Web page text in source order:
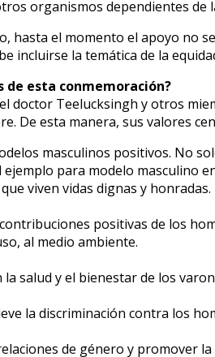
organismos dependientes de
hasta el momento el apoyo no
incluirse la temática de la
de esta conmemoración?
doctor Teelucksingh y otros
De esta manera, sus valores
masculinos positivos. No
para modelo masculino
viven vidas dignas y honradas.
positivas de los
al medio ambiente.
la salud y el bienestar de los
la discriminación contra los
de género y promover la